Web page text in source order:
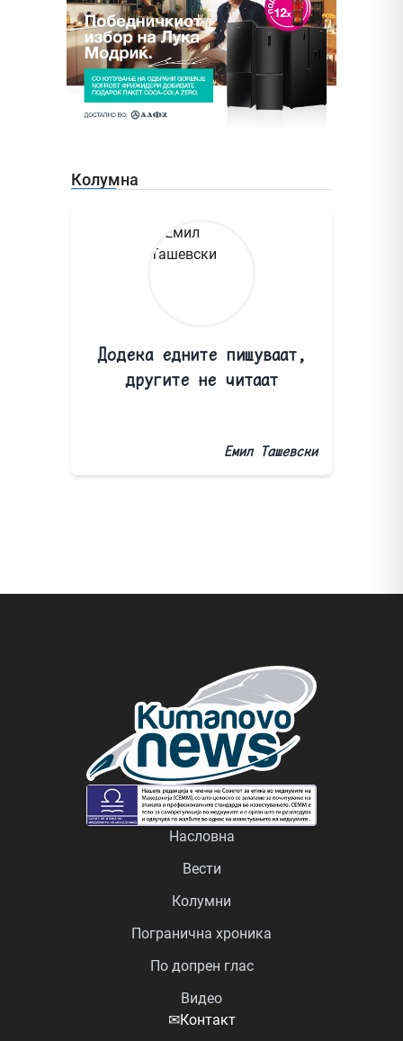
Колумна
Додека едните пишуваат,
другите не читаат
Емил Ташевски
Насловна
Вести
Колумни
Погранична хроника
По допрен глас
Видео
✉Контакт